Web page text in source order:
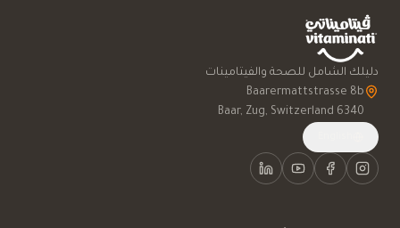
دليلك الشامل للصحة والفيتامينات
6340 Baar, Zug, Switzerland